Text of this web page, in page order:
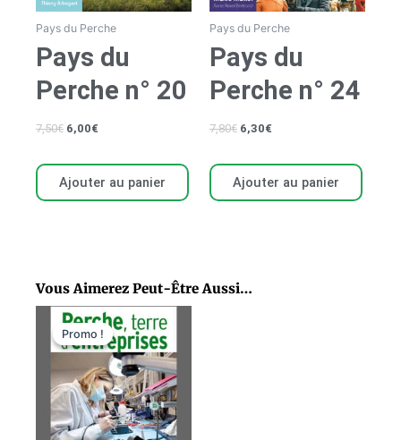
Pays du Perche
Pays du
Perche n° 20
7,50€ 6,00€
Ajouter au panier
Pays du Perche
Pays du
Perche n° 24
7,80€ 6,30€
Ajouter au panier
Vous Aimerez Peut-Être Aussi…
Promo !
Promo !
Le
prix
initial
11,80€.
Le
prix
actuel
est :
9,50€.